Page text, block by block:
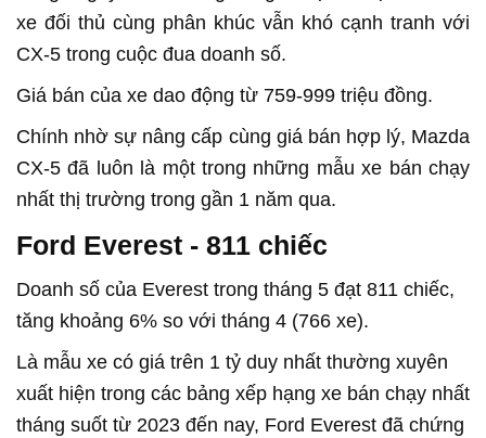
xe đối thủ cùng phân khúc vẫn khó cạnh tranh với
CX-5 trong cuộc đua doanh số.
Giá bán của xe dao động từ 759-999 triệu đồng.
Chính nhờ sự nâng cấp cùng giá bán hợp lý, Mazda
CX-5 đã luôn là một trong những mẫu xe bán chạy
nhất thị trường trong gần 1 năm qua.
Ford Everest - 811 chiếc
Doanh số của Everest trong tháng 5 đạt 811 chiếc,
tăng khoảng 6% so với tháng 4 (766 xe).
Là mẫu xe có giá trên 1 tỷ duy nhất thường xuyên
xuất hiện trong các bảng xếp hạng xe bán chạy nhất
tháng suốt từ 2023 đến nay, Ford Everest đã chứng